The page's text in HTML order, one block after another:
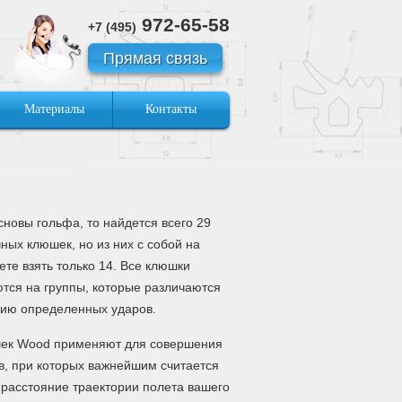
+7 (495) 972-65-58
Прямая связь
Материалы Контакты
гольфа, то найдется всего 29
клюшек, но из них с собой на
взять только 14. Все клюшки
на группы, которые различаются
определенных ударов.
Wood применяют для совершения
при которых важнейшим считается
траектории полета вашего